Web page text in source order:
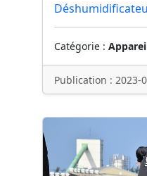
Catégorie :
Publication : 2023-